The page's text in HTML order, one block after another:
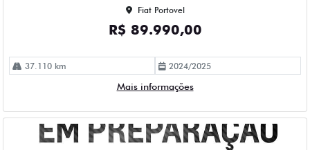
Fiat Portovel
R$ 89.990,00
37.110 km 2024/2025
Mais informações